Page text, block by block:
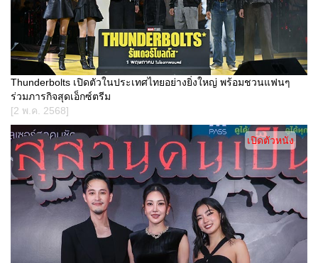
Thunderbolts เปิดตัวในประเทศไทยอย่างยิ่งใหญ่ พร้อมชวนแฟนๆ
ร่วมภารกิจสุดเอ็กซ์ตรีม
[2 พ.ค. 2568]
เปิดตัวหนัง